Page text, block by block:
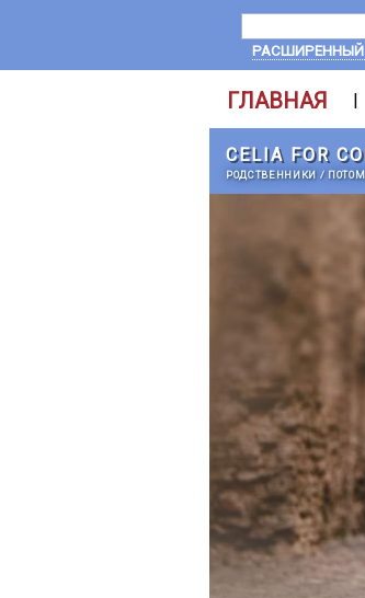
РАСШИРЕННЫЙ
ГЛАВНАЯ |
CELIA FOR
РОДСТВЕННИКИ /